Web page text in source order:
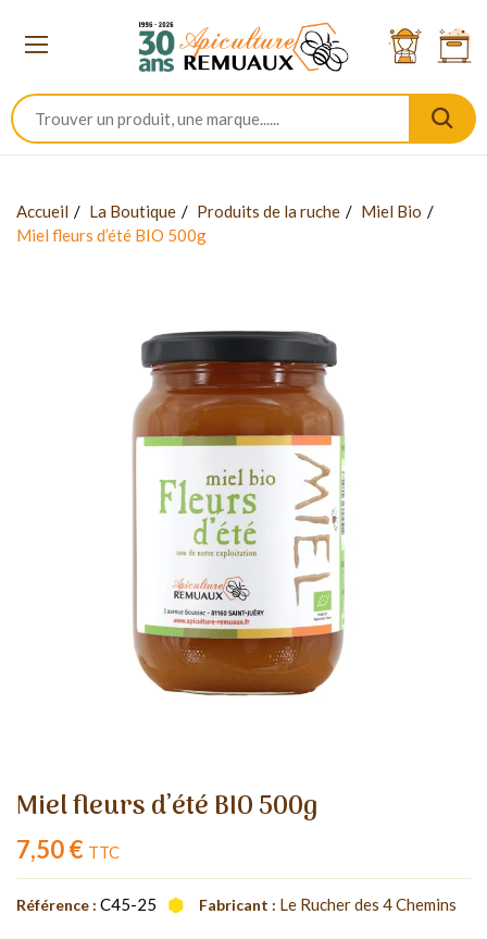
Accueil La Boutique Produits de la ruche
Miel Bio
Miel fleurs d’été BIO 500g
Miel fleurs d’été BIO 500g
7,50 € TTC
Référence : C45-25 Fabricant : Le Rucher des 4 Chemins